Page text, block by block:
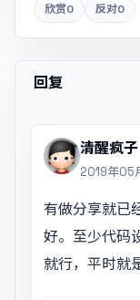
欣赏0 反对0
回复
清醒疯子
2019年05
有做分享就已
好。至少代码
就行，平时就